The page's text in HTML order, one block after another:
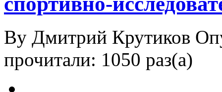
By Дмитрий Крутиков
прочитали: 1050 раз(а)